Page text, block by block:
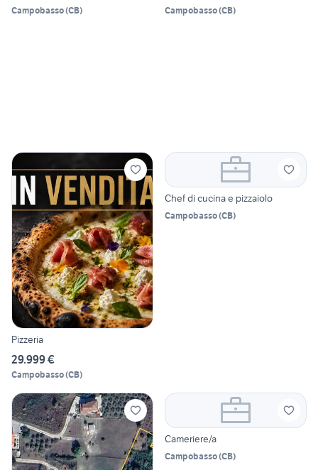
Campobasso(CB) Campobasso(CB)
Pizzeria
29.999 €
Campobasso(CB)
Chef di cucina e pizzaiolo
Campobasso(CB)
Cameriere/a
Campobasso(CB)